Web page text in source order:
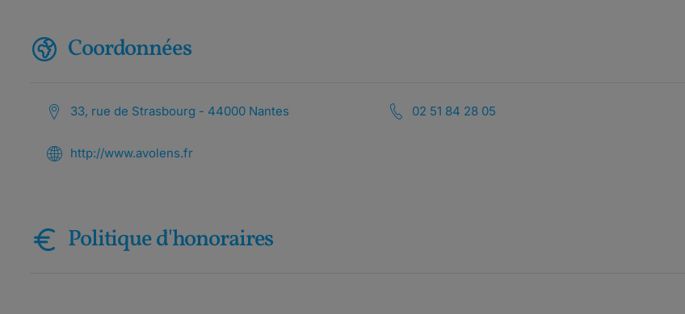
Coordonnées
33, rue de Strasbourg - 44000 Nantes 02 51 84 28 05
http://www.avolens.fr
Politique d'honoraires